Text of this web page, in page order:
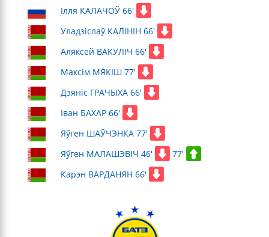
Ілля КАЛАЧОЎ 66'
Уладзіслаў КАЛІНІН 66'
Аляксей ВАКУЛІЧ 66'
Максім МЯКІШ 77'
Дзяніс ГРАЧЫХА 66'
Іван БАХАР 66'
Яўген ШАЎЧЭНКА 77'
Яўген МАЛАШЭВІЧ 46'
77'
Карэн ВАРДАНЯН 66'